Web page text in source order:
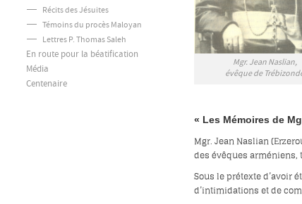
Récits des Jésuites
Témoins du procès Maloyan
Lettres P. Thomas Saleh
En route pour la béatification
Média
Centenaire
Mgr. Jean Naslian,
évêque de
« Les Mémoires de
Mgr. Jean Naslian
des évêques arméniens,
Sous le prétexte d’avoir
d’intimidations et de